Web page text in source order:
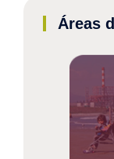
Áreas